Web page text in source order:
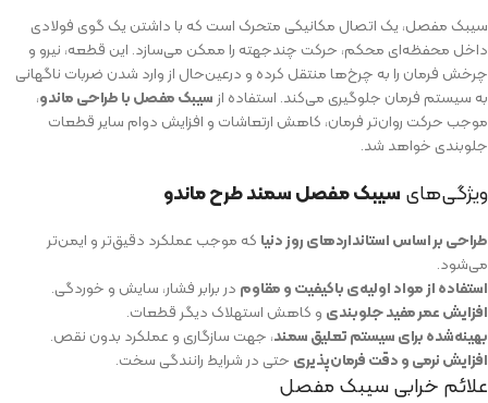
سیبک مفصل، یک اتصال مکانیکی متحرک است که با داشتن یک گوی فولادی
داخل محفظه‌ای محکم، حرکت چندجهته را ممکن می‌سازد. این قطعه، نیرو و
چرخش فرمان را به چرخ‌ها منتقل کرده و درعین‌حال از وارد شدن ضربات ناگهانی
به سیستم فرمان جلوگیری می‌کند. استفاده از سیبک مفصل با طراحی ماندو،
موجب حرکت روان‌تر فرمان، کاهش ارتعاشات و افزایش دوام سایر قطعات
جلوبندی خواهد شد.
ویژگی‌هایسیبک مفصل سمند طرح ماندو
طراحی بر اساس استانداردهای روز دنیا که موجب عملکرد دقیق‌تر و ایمن‌تر
می‌شود.
استفاده از مواد اولیه‌ی باکیفیت و مقاوم در برابر فشار، سایش و خوردگی.
افزایش عمر مفید جلوبندی و کاهش استهلاک دیگر قطعات.
بهینه‌شده برای سیستم تعلیق سمند، جهت سازگاری و عملکرد بدون نقص.
افزایش نرمی و دقت فرمان‌پذیری حتی در شرایط رانندگی سخت.
علائم خرابی سیبک مفصل